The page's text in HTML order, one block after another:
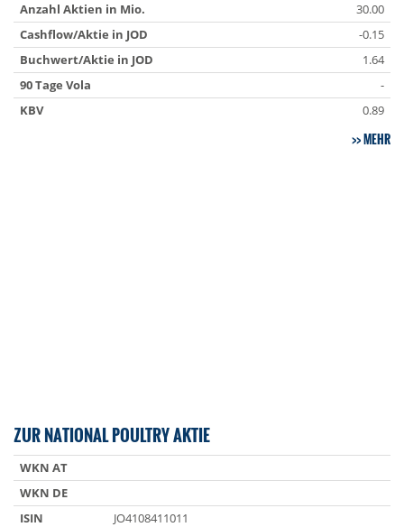
Anzahl Aktien in Mio.
30.00
Cashflow/Aktie in JOD
-0.15
Buchwert/Aktie in JOD
1.64
90 Tage Vola
-
KBV
0.89
MEHR
ZUR NATIONAL POULTRY AKTIE
WKN AT
WKN DE
ISIN
JO4108411011